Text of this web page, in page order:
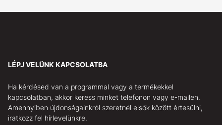
LÉPJ VELÜNK KAPCSOLATBA
Ha kérdésed van a programmal vagy a termékekkel
kapcsolatban, akkor keress minket telefonon vagy e-mailen.
Amennyiben újdonságainkról szeretnél elsők között értesülni,
iratkozz fel hírlevelünkre.